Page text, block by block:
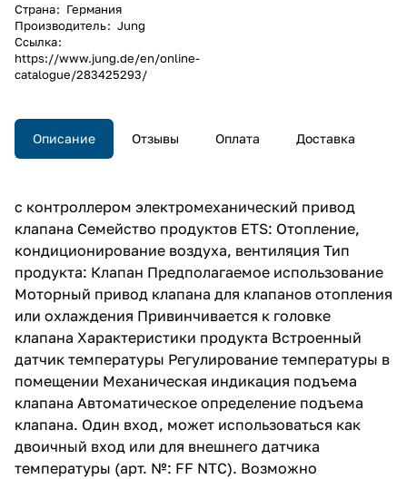
Страна: Германия
Производитель: Jung
Ссылка:
https://www.jung.de/en/online-
catalogue/283425293/
Описание Отзывы Оплата Доставка
с контроллером электромеханический привод
клапана Семейство продуктов ETS: Отопление,
кондиционирование воздуха, вентиляция Тип
продукта: Клапан Предполагаемое использование
Моторный привод клапана для клапанов отопления
или охлаждения Привинчивается к головке
клапана Характеристики продукта Встроенный
датчик температуры Регулирование температуры в
помещении Механическая индикация подъема
клапана Автоматическое определение подъема
клапана. Один вход, может использоваться как
двоичный вход или для внешнего датчика
температуры (арт. №: FF NTC). Возможно